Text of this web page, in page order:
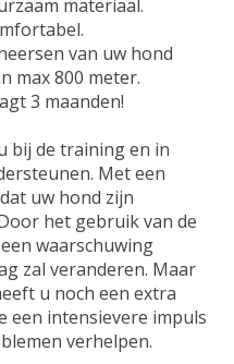
materiaal.
van uw hond
max 800 meter.
3 maanden!
bij de training en in
Met een
uw hond zijn
het gebruik van de
waarschuwing
zal veranderen. Maar
u noch een extra
een intensievere impuls
verhelpen.